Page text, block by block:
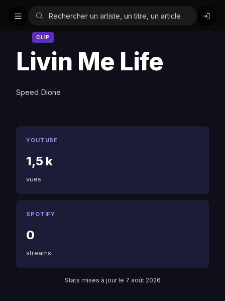
CLIP
Livin Me Life
Speed Dione
YOUTUBE
1,5 k
vues
SPOTIFY
0
streams
Stats mises à jour le 7 août 2026